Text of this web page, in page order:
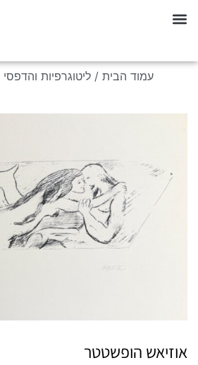
עמוד הבית /ליטוגרפיות
אוזיאש הופשטטר